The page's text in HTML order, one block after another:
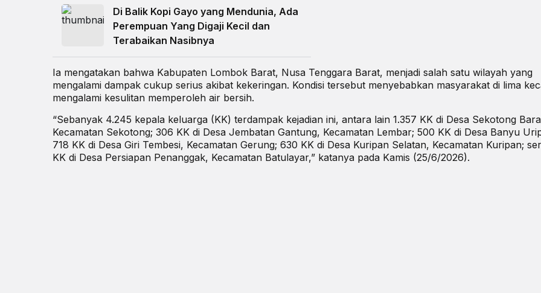
Di Balik Kopi Gayo yang Mendunia, Ada
Perempuan Yang Digaji Kecil dan
Terabaikan Nasibnya
Ia mengatakan bahwa Kabupaten Lombok Barat, Nusa Tenggara Barat, menjadi salah satu wilayah yang
mengalami dampak cukup serius akibat kekeringan. Kondisi tersebut menyebabkan masyarakat di lima
mengalami kesulitan memperoleh air bersih.
“Sebanyak 4.245 kepala keluarga (KK) terdampak kejadian ini, antara lain 1.357 KK di Desa Sekotong
Kecamatan Sekotong; 306 KK di Desa Jembatan Gantung, Kecamatan Lembar; 500 KK di Desa Banyu
718 KK di Desa Giri Tembesi, Kecamatan Gerung; 630 KK di Desa Kuripan Selatan, Kecamatan Kuripan;
KK di Desa Persiapan Penanggak, Kecamatan Batulayar,” katanya pada Kamis (25/6/2026).